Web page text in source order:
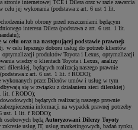
stronie internetowej TCE i Dilera oraz w razie zawarcia
celu jej wykonania (podstawa z art. 6 ust 1 lit.
lub obrony przed roszczeniami będącym
interesu Dilera (podstawa z art. 6 ust. 1 lit.
w celu oraz na następującej podstawie prawnej:
w celu lepszego doboru usług do potrzeb klientów
optymalizacji produktów Toyota i Lexus, optymalizacji
wiedzy o klientach Toyota i Lexus, analizy
dilerskiej, będących realizacją naszego prawnie
(podstawa z art. 6 ust. 1 lit. f RODO);
wykonanych przez Dilerów umów i usług w tym
się w związku z działaniem sieci dilerskiej)
lit. f RODO);
będących realizacją naszego prawnie
informacji na wypadek prawnej potrzeby
ust. 1 lit. f RODO);
osobowych będą Autoryzowani Dilerzy Toyoty
zakresie usług IT, usług marketingowych, badań rynku,